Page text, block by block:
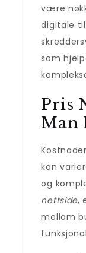
være
digitale
som
Pris
Man
kan
og
nettside,
mellom